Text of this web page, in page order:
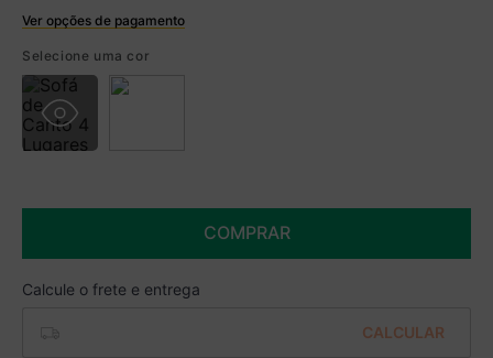
Ver opções de pagamento
R$ 3.514,99 à vista no Boleto
(5% de desconto)
Você economiza
Selecione uma cor
COMPRAR